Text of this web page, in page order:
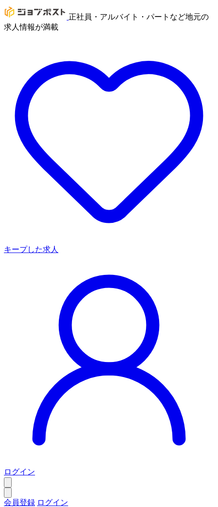
正社員・アルバイト・パートなど地元の
求人情報が満載
キープした求人
ログイン
会員登録 ログイン